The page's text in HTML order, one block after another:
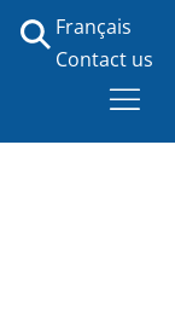
Français
Contact us